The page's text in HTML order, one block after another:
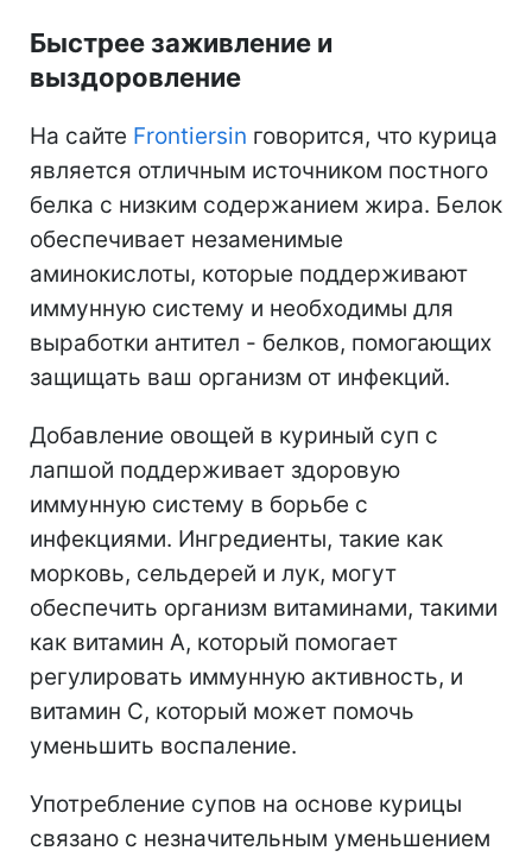
Быстрее заживление и
выздоровление
На сайте Frontiersin говорится, что курица
является отличным источником постного
белка с низким содержанием жира. Белок
обеспечивает незаменимые
аминокислоты, которые поддерживают
иммунную систему и необходимы для
выработки антител - белков, помогающих
защищать ваш организм от инфекций.
Добавление овощей в куриный суп с
лапшой поддерживает здоровую
иммунную систему в борьбе с
инфекциями. Ингредиенты, такие как
морковь, сельдерей и лук, могут
обеспечить организм витаминами, такими
как витамин А, который помогает
регулировать иммунную активность, и
витамин С, который может помочь
уменьшить воспаление.
Употребление супов на основе курицы
связано с незначительным уменьшением